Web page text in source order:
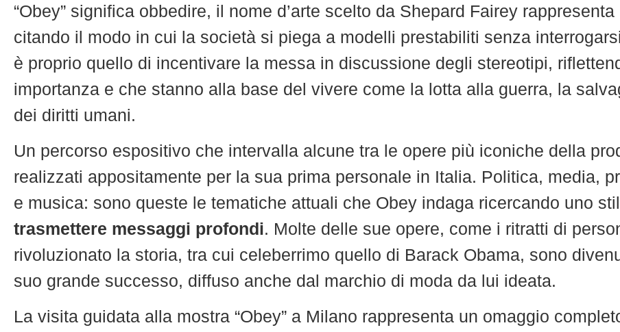
“Obey” significa obbedire, il nome d’arte scelto da Shepard Fairey
citando il modo in cui la società si piega a modelli prestabiliti senza
è proprio quello di incentivare la messa in discussione degli stereotipi,
importanza e che stanno alla base del vivere come la lotta alla guerra, la
dei diritti umani.
Un percorso espositivo che intervalla alcune tra le opere più iconiche della
realizzati appositamente per la sua prima personale in Italia. Politica, media,
e musica: sono queste le tematiche attuali che Obey indaga ricercando uno
trasmettere messaggi profondi. Molte delle sue opere, come i ritratti di
rivoluzionato la storia, tra cui celeberrimo quello di Barack Obama, sono
suo grande successo, diffuso anche dal marchio di moda da lui ideata.
La visita guidata alla mostra “Obey” a Milano rappresenta un omaggio